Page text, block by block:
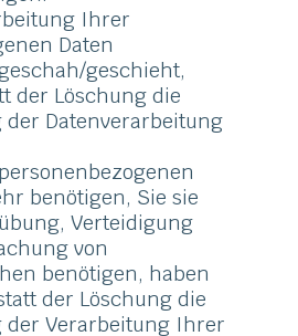
Ihrer
Daten
geschieht,
der Löschung die
Datenverarbeitung
benötigen, Sie sie
Verteidigung
von
benötigen, haben
der Löschung die
der Verarbeitung Ihrer